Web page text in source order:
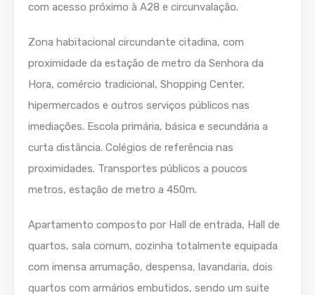
com acesso próximo à A28 e circunvalação.
Zona habitacional circundante citadina, com
proximidade da estação de metro da Senhora da
Hora, comércio tradicional, Shopping Center,
hipermercados e outros serviços públicos nas
imediações. Escola primária, básica e secundária a
curta distância. Colégios de referência nas
proximidades. Transportes públicos a poucos
metros, estação de metro a 450m.
Apartamento composto por Hall de entrada, Hall de
quartos, sala comum, cozinha totalmente equipada
com imensa arrumação, despensa, lavandaria, dois
quartos com armários embutidos, sendo um suite